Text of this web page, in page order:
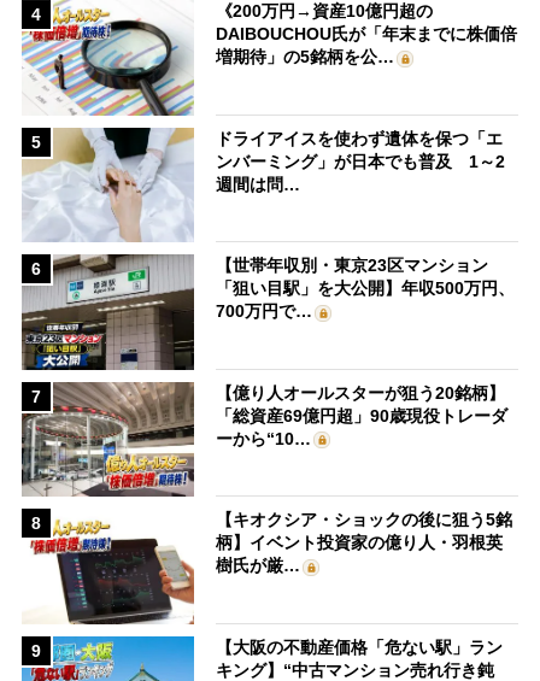
4
《200万円→資産10億円超の
DAIBOUCHOU氏が「年末までに株価倍
増期待」の5銘柄を公…
5
ドライアイスを使わず遺体を保つ「エ
ンバーミング」が日本でも普及 1～2
週間は問…
6
【世帯年収別・東京23区マンション
「狙い目駅」を大公開】年収500万円、
700万円で…
7
【億り人オールスターが狙う20銘柄】
「総資産69億円超」90歳現役トレーダ
ーから“10…
8
【キオクシア・ショックの後に狙う5銘
柄】イベント投資家の億り人・羽根英
樹氏が厳…
9
【大阪の不動産価格「危ない駅」ラン
キング】“中古マンション売れ行き鈍